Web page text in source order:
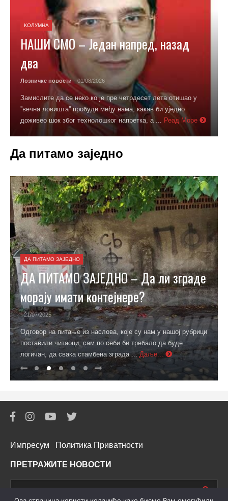
КОЛУМНА
НАШИ СМО – Један напред, назад
два
Лозничке новости - 01/08/2026
Замислите да се неко ко је пре четрдесет лета отишао у
''вечна ловишта'' пробуди међу нама, какав би уједно
доживео шок због технолошког напретка, а ... Реад Море
Да питамо заједно
ДА ПИТАМО ЗАЈЕДНО
ДА ПИТАМО ЗАЈЕДНО – Да ли зграде
морају имати контејнере?
- 21/07/2025
Одговор на питање из наслова, које су нам у нашој рубрици
поставили читаоци, сам по себи би требало да буде
логичан, да свака стамбена зграда ... Даље...
Импресум Политика Приватности
ПРЕТРАЖИТЕ НОВОСТИ